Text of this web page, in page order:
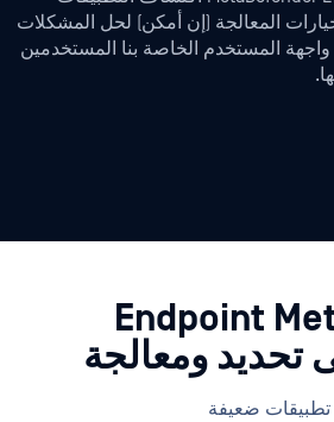
المعالجة (إن أمكن) لحل المشكلات
واجهة المستخدم الخاصة بنا المستخدمين
Endpoint
ومعالجة
ضعيفة